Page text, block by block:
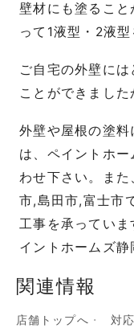
壁材にも塗ること
って1液型・2液型
ご自宅の外壁に
ことができました
外壁や屋根の塗
は、ペイントホ
わせ下さい。ま
市,島田市,富士市
工事を承ってい
イントホームズ静
関連情報
店舗トップへ 対